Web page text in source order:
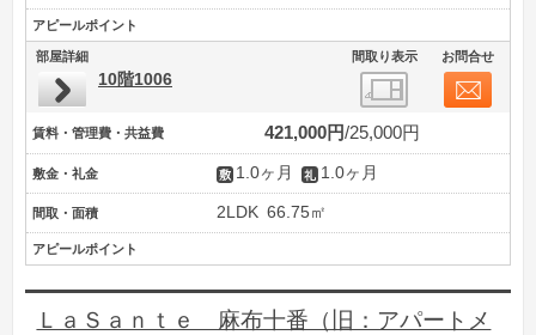
アピールポイント
部屋詳細 間取り表示 お問合せ
10階1006
賃料・管理費・共益費 421,000円 25,000円
敷金・礼金 1.0ヶ月 1.0ヶ月
間取・面積 2LDK 66.75㎡
アピールポイント
ＬａＳａｎｔｅ 麻布十番（旧：アパートメ